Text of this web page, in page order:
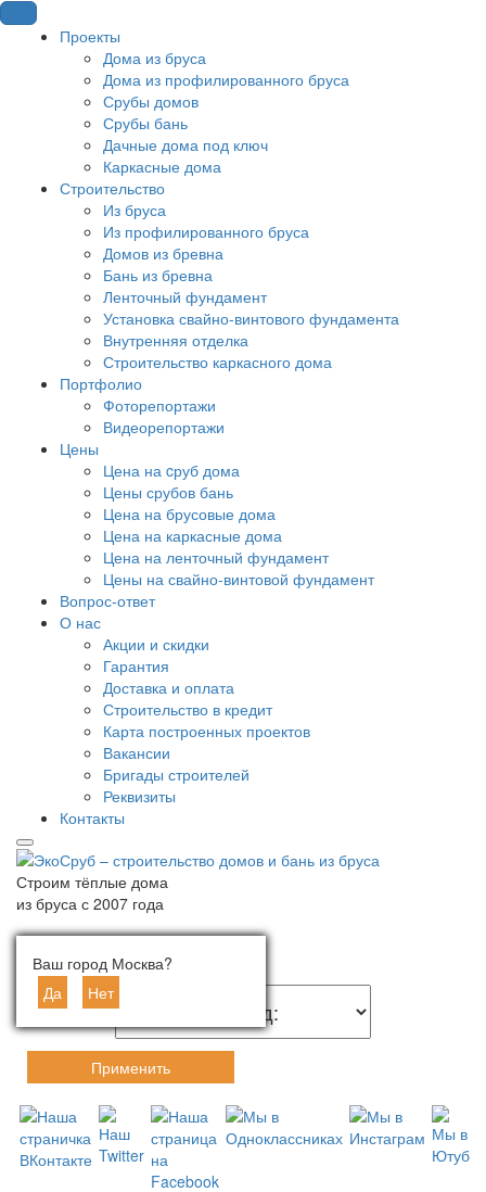
Проекты
Дома из бруса
Дома из профилированного бруса
Срубы домов
Срубы бань
Дачные дома под ключ
Каркасные дома
Строительство
Из бруса
Из профилированного бруса
Домов из бревна
Бань из бревна
Ленточный фундамент
Установка свайно-винтового фундамента
Внутренняя отделка
Строительство каркасного дома
Портфолио
Фоторепортажи
Видеорепортажи
Цены
Цена на cруб дома
Цены срубов бань
Цена на брусовые дома
Цена на каркасные дома
Цена на ленточный фундамент
Цены на свайно-винтовой фундамент
Вопрос-ответ
О нас
Акции и скидки
Гарантия
Доставка и оплата
Строительство в кредит
Карта построенных проектов
Вакансии
Бригады строителей
Реквизиты
Контакты
Строим тёплые дома
из бруса с 2007 года
Ваш город:
Ваш город Москва?
Да
Нет
Выберите город
Применить